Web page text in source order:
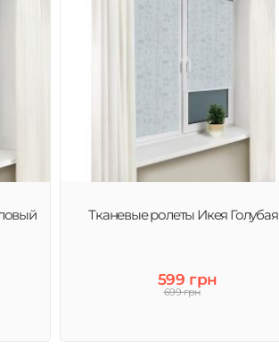
Тканевые ролеты Икея Голубая
599 грн
699 грн